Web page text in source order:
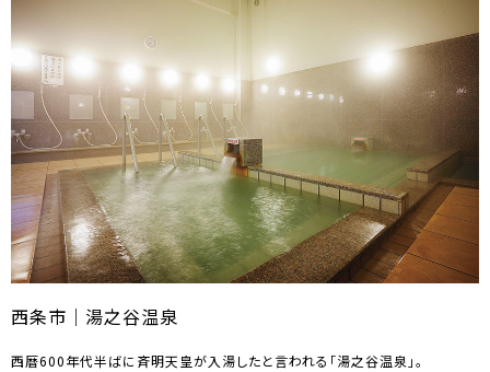
西条市｜湯之谷温泉
西暦600年代半ばに斉明天皇が入湯したと言われる「湯之谷温泉」。